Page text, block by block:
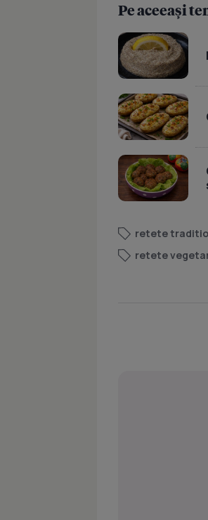
Pe aceeași
retete
retete